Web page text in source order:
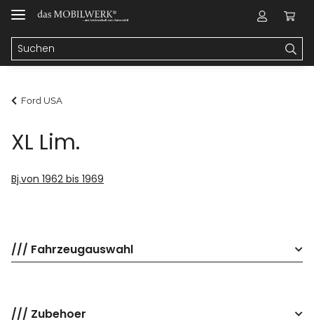
Ford USA
XL Lim.
Bj.von 1962 bis 1969
/// Fahrzeugauswahl
/// Zubehoer